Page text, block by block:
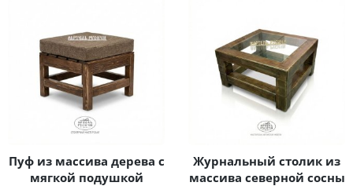
Пуф из массива дерева с
мягкой подушкой
Журнальный столик из
массива северной сосны